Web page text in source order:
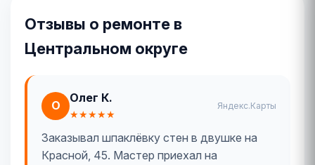
Отзывы о ремонте в
Центральном округе
О
Олег К.
★★★★★
Яндекс.Карты
Заказывал шпаклёвку стен в двушке на
Красной, 45. Мастер приехал на